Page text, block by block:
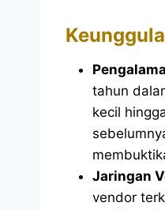
tahun
kecil
Jaringan
vendor